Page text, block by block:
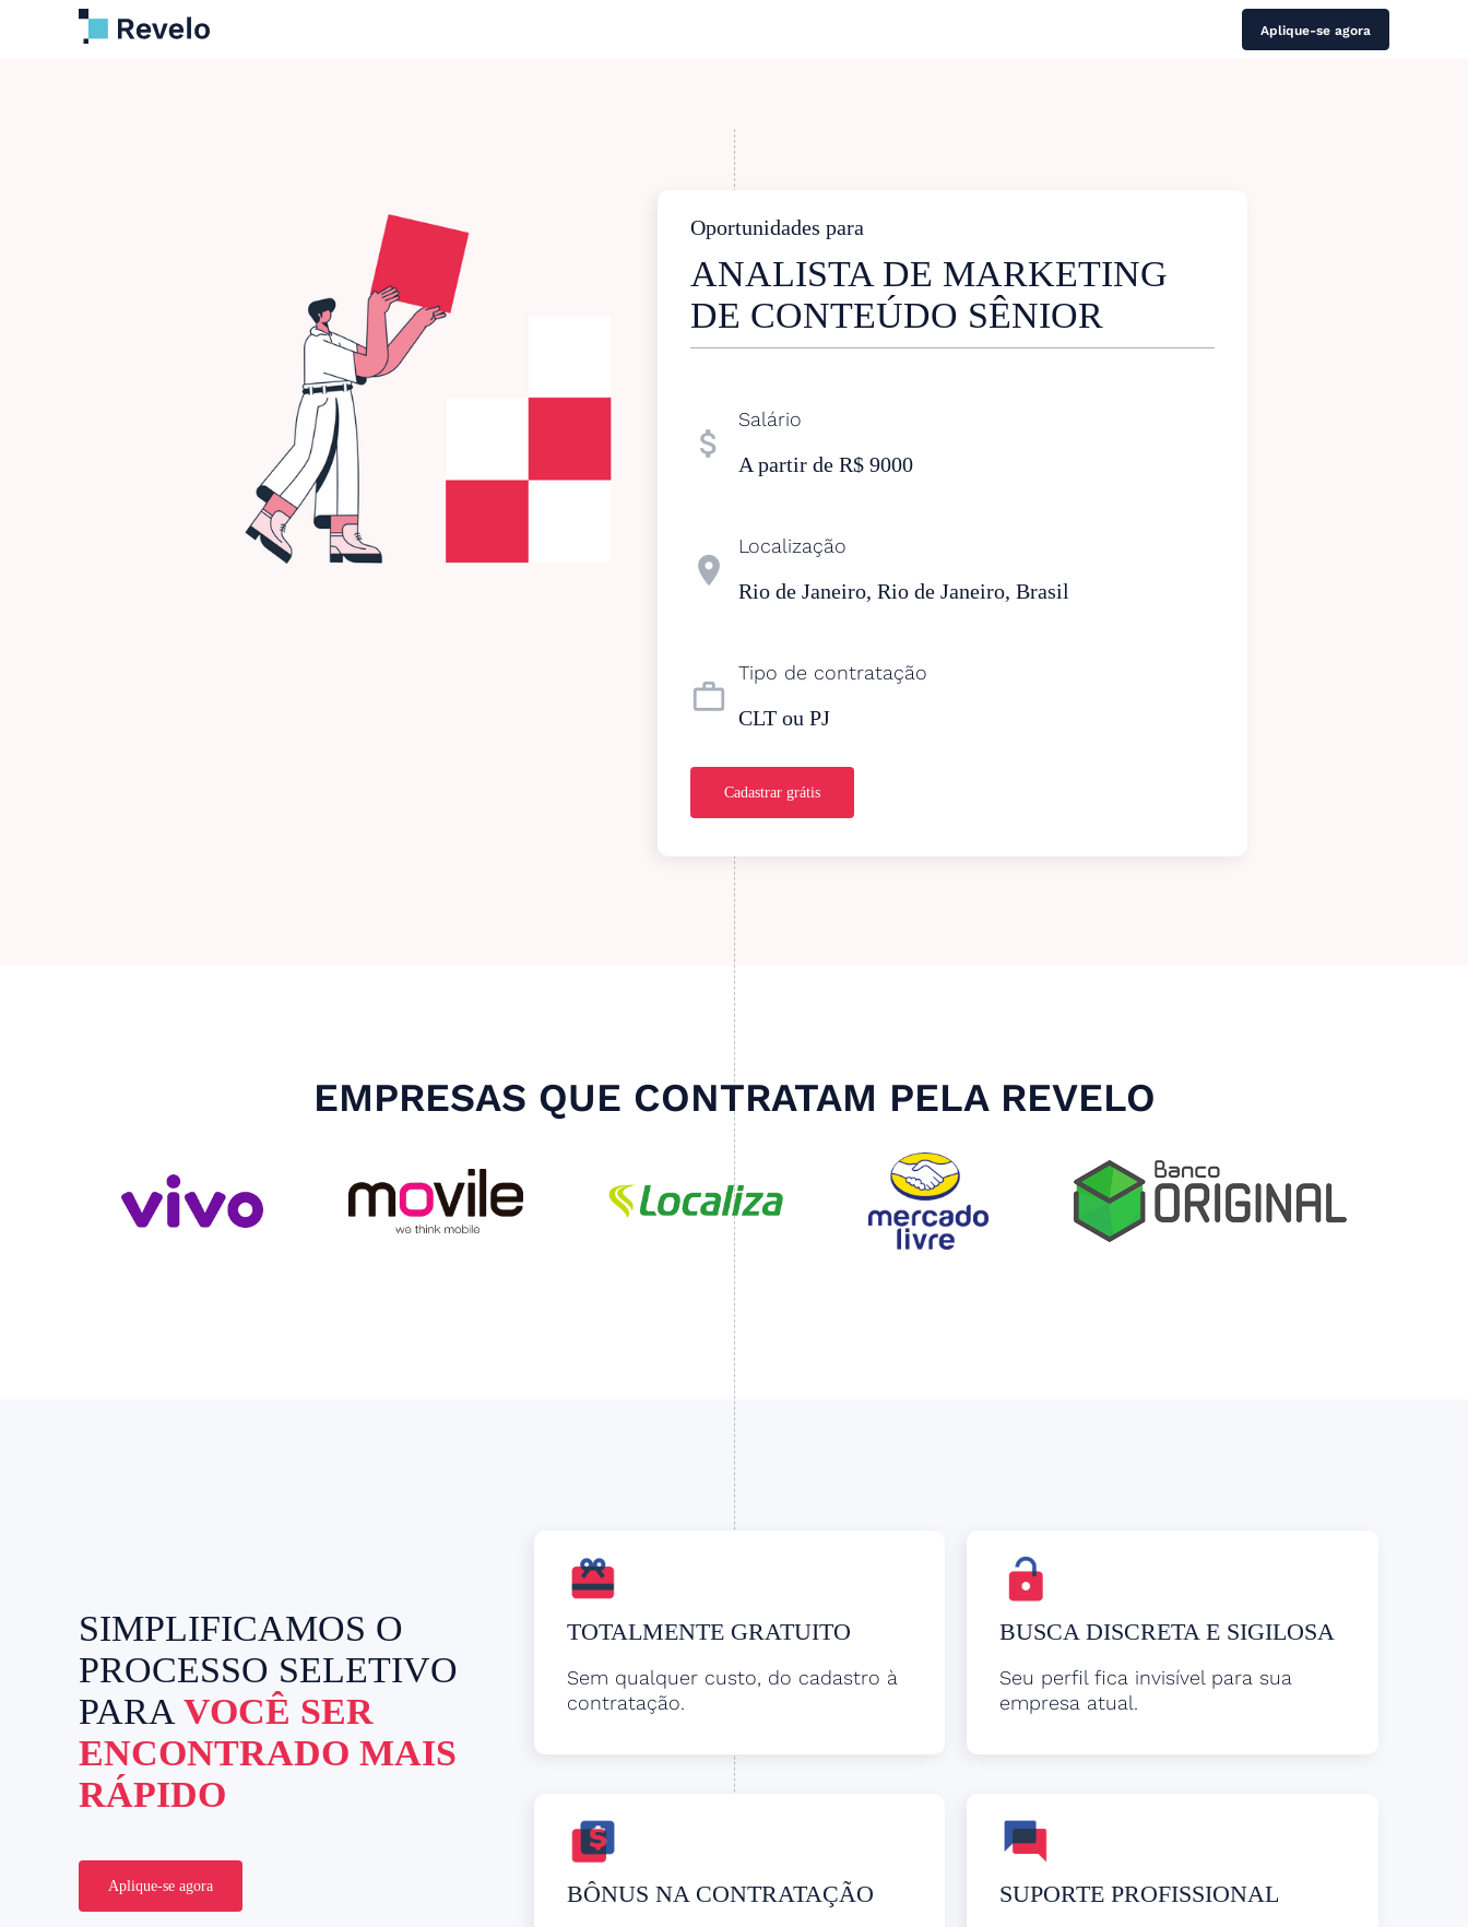
Aplique-se agora
Oportunidades para
ANALISTA DE MARKETING
DE CONTEÚDO SÊNIOR
attach_money
Salário
A partir de R$ 9000
location_on
Localização
Rio de Janeiro, Rio de Janeiro, Brasil
work_outline
Tipo de contratação
CLT ou PJ
Cadastrar grátis
EMPRESAS QUE CONTRATAM PELA REVELO
SIMPLIFICAMOS O
PROCESSO SELETIVO
PARA VOCÊ SER
ENCONTRADO MAIS
RÁPIDO
Aplique-se agora
TOTALMENTE GRATUITO
Sem qualquer custo, do cadastro à
contratação.
BUSCA DISCRETA E SIGILOSA
Seu perfil fica invisível para sua
empresa atual.
BÔNUS NA CONTRATAÇÃO SUPORTE PROFISSIONAL